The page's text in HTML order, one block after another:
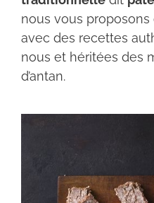
nous vous
avec des recettes
nous et héritées des
d’antan.